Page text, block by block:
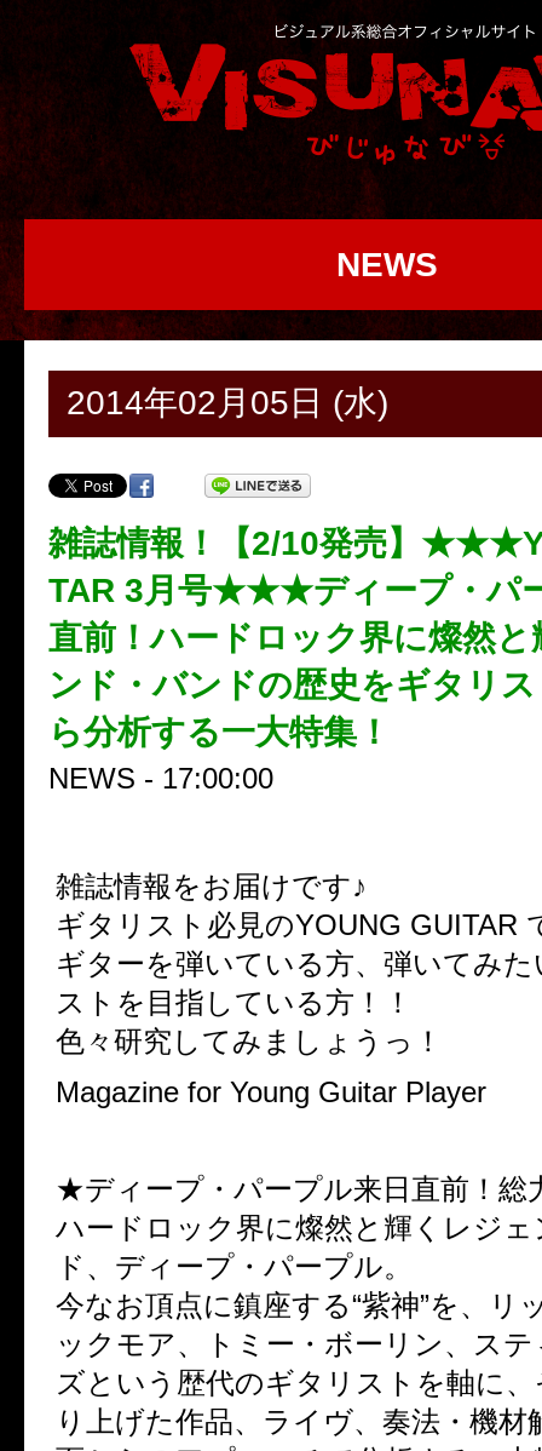
NEWS
2014年02月05日 (水)
雑誌情報！【2/10発売】
TAR 3月号★★★ディープ・パ
直前！ハードロック界に燦然
ンド・バンドの歴史をギタリ
ら分析する一大特集！
NEWS - 17:00:00
雑誌情報をお届けです♪
ギタリスト必見のYOUNG GUITAR
ギターを弾いている方、弾いてみ
ストを目指している方！！
色々研究してみましょうっ！
Magazine for Young Guitar Player
★ディープ・パープル来日直前！総
ハードロック界に燦然と輝くレジ
ド、ディープ・パープル。
今なお頂点に鎮座する“紫神”を、リ
ックモア、トミー・ボーリン、ス
ズという歴代のギタリストを軸に
り上げた作品、ライヴ、奏法・機材